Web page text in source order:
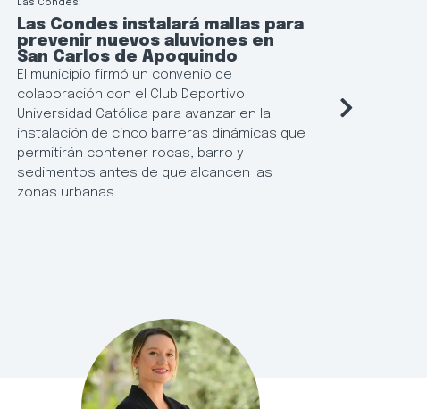
Las Condes:
Las Condes instalará mallas para
prevenir nuevos aluviones en
San Carlos de Apoquindo
El municipio firmó un convenio de
colaboración con el Club Deportivo
Universidad Católica para avanzar en la
instalación de cinco barreras dinámicas que
permitirán contener rocas, barro y
sedimentos antes de que alcancen las
zonas urbanas.